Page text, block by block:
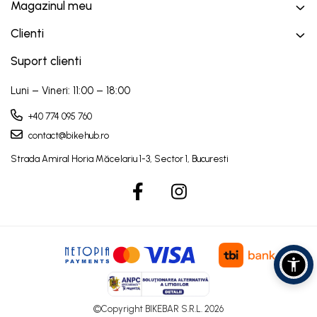
Magazinul meu
Clienti
Suport clienti
Luni – Vineri: 11:00 – 18:00
+40 774 095 760
contact@bikehub.ro
©Copyright BIKEBAR S.R.L. 2026